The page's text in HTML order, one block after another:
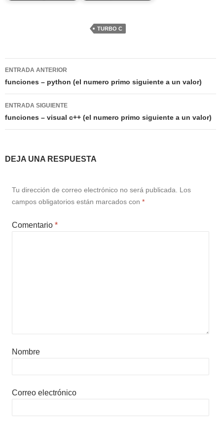
TURBO C
Navegación
de
entradas
ENTRADA ANTERIOR
funciones – python (el numero primo siguiente a un valor)
ENTRADA SIGUIENTE
funciones – visual c++ (el numero primo siguiente a un valor)
DEJA UNA RESPUESTA
Tu dirección de correo electrónico no será publicada.
Los
campos obligatorios están marcados con *
Comentario *
Nombre
Correo electrónico